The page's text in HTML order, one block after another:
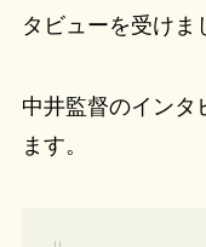
タビューを受けま
中井監督のインタ
ます。